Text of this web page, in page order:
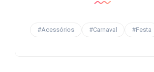
#Acessórios #Carnaval #Festa